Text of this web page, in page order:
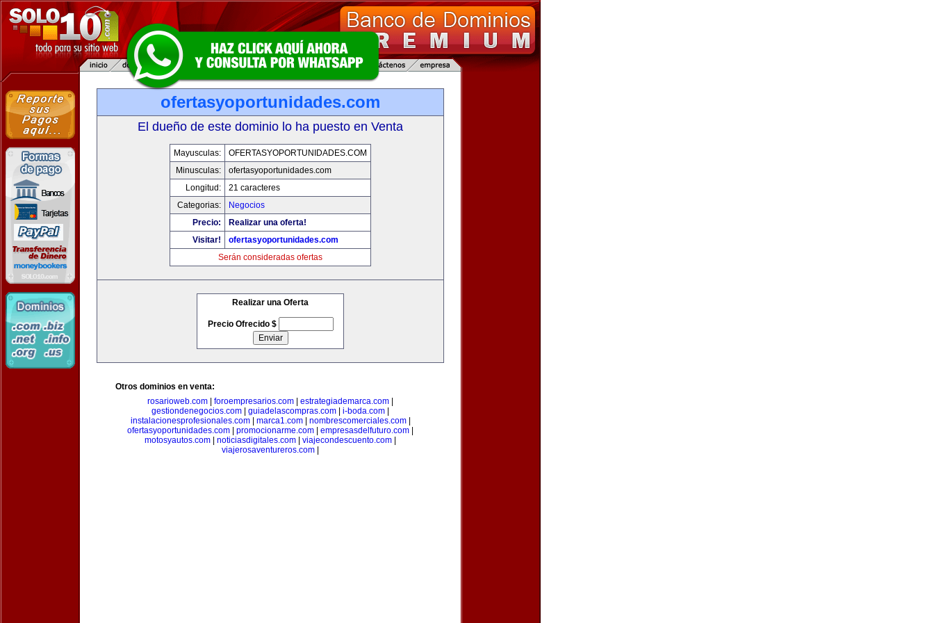
ofertasyoportunidades.com
El dueño de este dominio lo ha puesto en Venta
Mayusculas:
OFERTASYOPORTUNIDADES.COM
Minusculas:
ofertasyoportunidades.com
Longitud:
21 caracteres
Categorias:
Negocios
Precio:
Realizar una oferta!
Visitar!
ofertasyoportunidades.com
Serán consideradas ofertas
Realizar una Oferta
Precio Ofrecido $
Otros dominios en venta:
rosarioweb.com
foroempresarios.com estrategiademarca.com
gestiondenegocios.com
guiadelascompras.com i-boda.com
instalacionesprofesionales.com| marca1.com| nombrescomerciales.com|
ofertasyoportunidades.com
promocionarme.com empresasdelfuturo.com
motosyautos.com
noticiasdigitales.com viajecondescuento.com
viajerosaventureros.com